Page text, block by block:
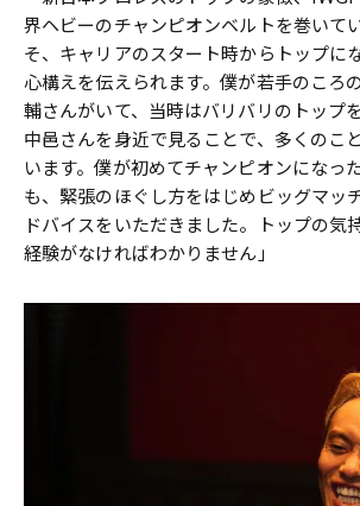
界ヘビーのチャンピオンベルトを巻いて
そ、キャリアのスタート時からトップに
心構えを伝えられます。僕が若手のころ
輔さんがいて、当時はバリバリのトップ
中邑さんを身近で見ることで、多くのこ
います。僕が初めてチャンピオンになっ
も、緊張のほぐし方をはじめビッグマッ
ドバイスをいただきました。トップの気
経験がなければわかりません」